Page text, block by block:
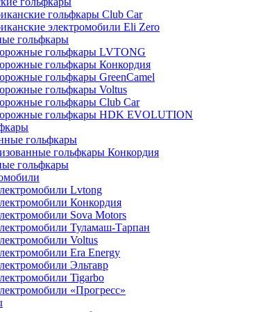
гольфкары Club Car
электромобили Eli Zero
гольфкары
гольфкары LVTONG
гольфкары Конкордия
гольфкары GreenCamel
гольфкары Voltus
гольфкары Club Car
гольфкары HDK EVOLUTION
гольфкары
гольфкары Конкордия
гольфкары
Lvtong
Конкордия
Sova Motors
Туламаш-Тарпан
Voltus
Era Energy
Эльтавр
Tigarbo
«Прогресс»